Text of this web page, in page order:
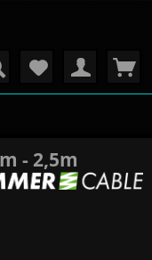
- 2,5m